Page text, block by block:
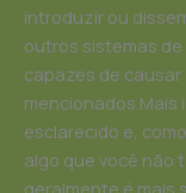
introduzir ou
outros sistemas
capazes de
esclarecido e,
algo que você não